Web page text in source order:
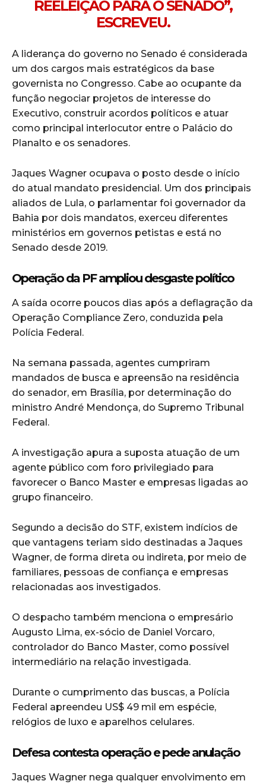
REELEIÇÃO PARA O SENADO”,
ESCREVEU.
A liderança do governo no Senado é considerada
um dos cargos mais estratégicos da base
governista no Congresso. Cabe ao ocupante da
função negociar projetos de interesse do
Executivo, construir acordos políticos e atuar
como principal interlocutor entre o Palácio do
Planalto e os senadores.
Jaques Wagner ocupava o posto desde o início
do atual mandato presidencial. Um dos principais
aliados de Lula, o parlamentar foi governador da
Bahia por dois mandatos, exerceu diferentes
ministérios em governos petistas e está no
Senado desde 2019.
Operação da PF ampliou desgaste político
A saída ocorre poucos dias após a deflagração da
Operação Compliance Zero, conduzida pela
Polícia Federal.
Na semana passada, agentes cumpriram
mandados de busca e apreensão na residência
do senador, em Brasília, por determinação do
ministro André Mendonça, do Supremo Tribunal
Federal.
A investigação apura a suposta atuação de um
agente público com foro privilegiado para
favorecer o Banco Master e empresas ligadas ao
grupo financeiro.
Segundo a decisão do STF, existem indícios de
que vantagens teriam sido destinadas a Jaques
Wagner, de forma direta ou indireta, por meio de
familiares, pessoas de confiança e empresas
relacionadas aos investigados.
O despacho também menciona o empresário
Augusto Lima, ex-sócio de Daniel Vorcaro,
controlador do Banco Master, como possível
intermediário na relação investigada.
Durante o cumprimento das buscas, a Polícia
Federal apreendeu US$ 49 mil em espécie,
relógios de luxo e aparelhos celulares.
Defesa contesta operação e pede anulação
Jaques Wagner nega qualquer envolvimento em